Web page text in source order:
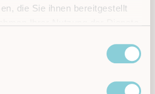
die Sie ihnen bereitgestellt